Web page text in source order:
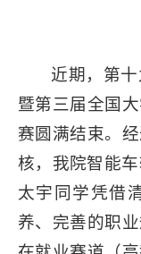
近期，第
暨第三届全国
赛圆满结束。
核，我院智能
太宇同学凭借
养、完善的职